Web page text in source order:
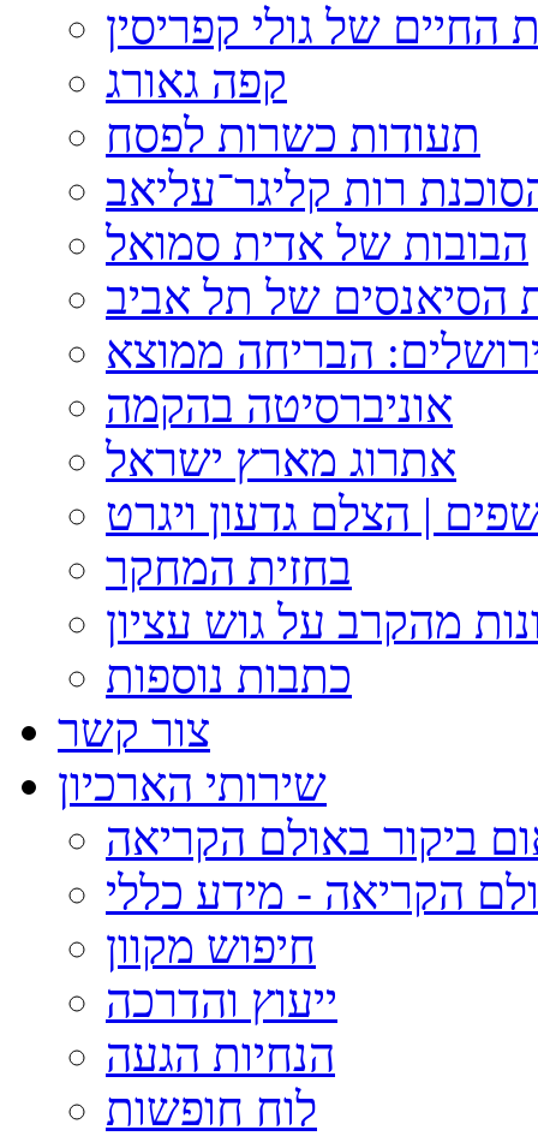
החיים של גולי קפריסין
קפה גאורג
תעודות כשרות לפסח
רות קליגר־עליאב
הבובות של אדית סמואל
של תל אביב
הבריחה ממוצא
אוניברסיטה בהקמה
אתרוג מארץ ישראל
| הצלם גדעון ויגרט
בחזית המחקר
מהקרב על גוש עציון
כתבות נוספות
צור קשר
שירותי הארכיון
ביקור באולם הקריאה
הקריאה - מידע כללי
חיפוש מקוון
ייעוץ והדרכה
הנחיות הגעה
לוח חופשות